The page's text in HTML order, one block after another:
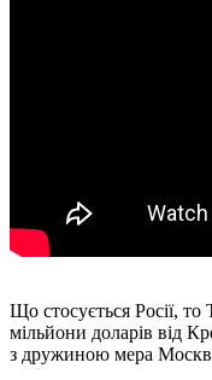
Що стосується Росії,
мільйони доларів від
з дружиною мера